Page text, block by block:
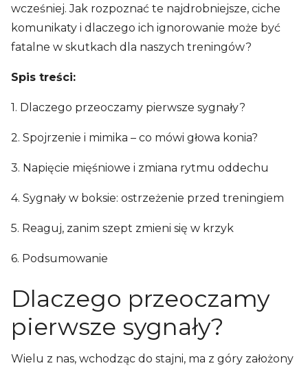
wcześniej. Jak rozpoznać te najdrobniejsze, ciche
komunikaty i dlaczego ich ignorowanie może być
fatalne w skutkach dla naszych treningów?
Spis treści:
1. Dlaczego przeoczamy pierwsze sygnały?
2. Spojrzenie i mimika – co mówi głowa konia?
3. Napięcie mięśniowe i zmiana rytmu oddechu
4. Sygnały w boksie: ostrzeżenie przed treningiem
5. Reaguj, zanim szept zmieni się w krzyk
6. Podsumowanie
Dlaczego przeoczamy
pierwsze sygnały?
Wielu z nas, wchodząc do stajni, ma z góry założony